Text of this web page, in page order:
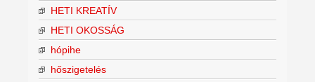
HETI KREATÍV
HETI OKOSSÁG
hópihe
hőszigetelés